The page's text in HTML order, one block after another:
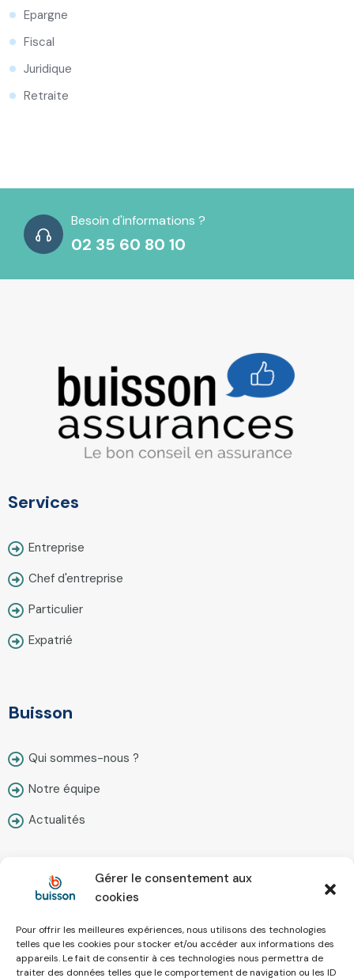
Gérer le consentement aux
cookies
Pour offrir les meilleures expériences, nous utilisons des technologies
telles que les cookies pour stocker et/ou accéder aux informations des
appareils. Le fait de consentir à ces technologies nous permettra de
traiter des données telles que le comportement de navigation ou les ID
Epargne
Fiscal
Juridique
Retraite
Besoin d'informations ?
02 35 60 80 10
Services
Entreprise
Chef d'entreprise
Particulier
Expatrié
Buisson
Qui sommes-nous ?
Notre équipe
Actualités
Contact
Nous écrire
Prendre rendez-vous